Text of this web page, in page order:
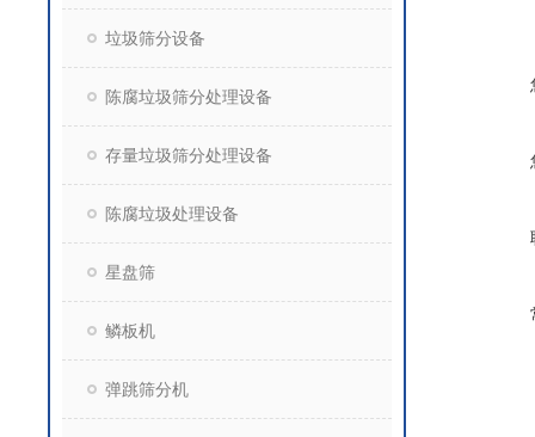
垃圾筛分设备
陈腐垃圾筛分处理设备
存量垃圾筛分处理设备
陈腐垃圾处理设备
星盘筛
鳞板机
弹跳筛分机